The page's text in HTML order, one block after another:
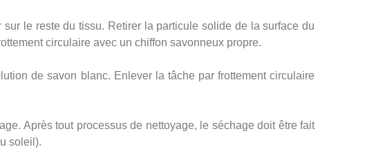
le reste du tissu. Retirer la particule solide de la surface du
circulaire avec un chiffon savonneux propre.
de savon blanc. Enlever la tâche par frottement circulaire
Après tout processus de nettoyage, le séchage doit être fait
soleil).